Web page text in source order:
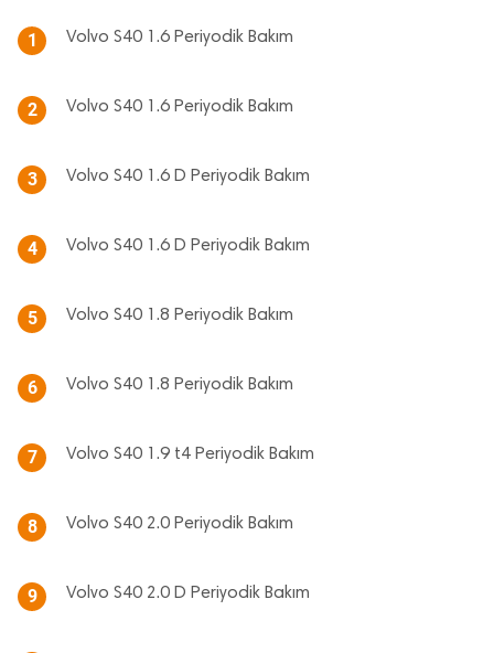
1 Volvo S40 1.6 Periyodik Bakım
2 Volvo S40 1.6 Periyodik Bakım
3 Volvo S40 1.6 D Periyodik Bakım
4 Volvo S40 1.6 D Periyodik Bakım
5 Volvo S40 1.8 Periyodik Bakım
6 Volvo S40 1.8 Periyodik Bakım
7 Volvo S40 1.9 t4 Periyodik Bakım
8 Volvo S40 2.0 Periyodik Bakım
9 Volvo S40 2.0 D Periyodik Bakım